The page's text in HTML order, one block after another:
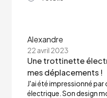
Alexandre
22 avril 2023
Une trottinette
mes déplacements !
J'ai été impressionné
électrique. Son design